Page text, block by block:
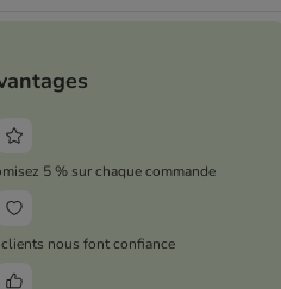
5 % sur chaque commande
nous font confiance